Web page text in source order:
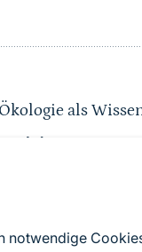
als
wie ein